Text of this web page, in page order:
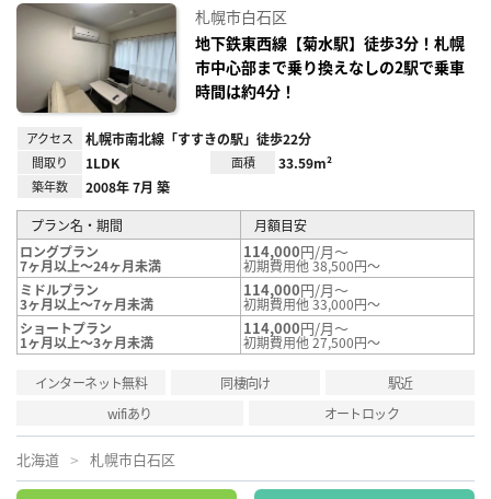
録
札幌市白石区
地下鉄東西線【菊水駅】徒歩3分！札幌
市中心部まで乗り換えなしの2駅で乗車
時間は約4分！
アクセス 札幌市南北線「すすきの駅」徒歩22分
間取り 1LDK 面積 33.59m²
築年数 2008年 7月 築
プラン名・期間
月額目安
ロングプラン
7ヶ月以上～24ヶ月未満
114,000円/月～
初期費用他 38,500円～
ミドルプラン
3ヶ月以上～7ヶ月未満
114,000円/月～
初期費用他 33,000円～
ショートプラン
1ヶ月以上～3ヶ月未満
114,000円/月～
初期費用他 27,500円～
インターネット無料 同棲向け
駅近
wifiあり
オートロック
北海道 札幌市白石区